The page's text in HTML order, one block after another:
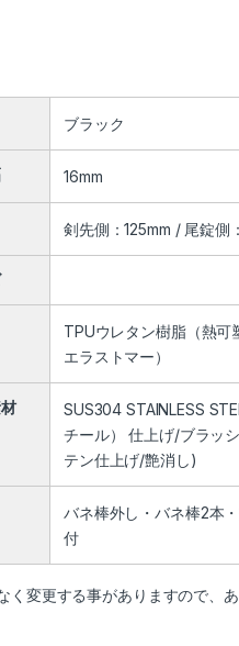
ブラック
16mm
剣先側：125mm / 尾錠側
TPUウレタン樹脂（熱可
エラストマー）
SUS304 STAINLESS
チール） 仕上げ/ブラッ
テン仕上げ/艶消し)
バネ棒外し・バネ棒2本
付
く変更する事がありますので、